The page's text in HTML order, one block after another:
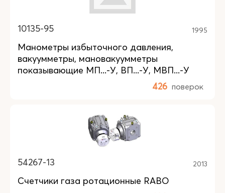
10135-95 1995
Манометры избыточного давления,
вакуумметры, мановакуумметры
показывающие МП...-У, ВП...-У, МВП...-У
426 поверок
54267-13 2013
Счетчики газа ротационные RABO